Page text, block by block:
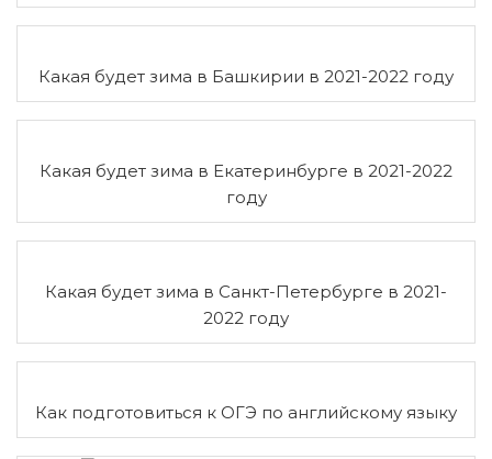
Какая будет зима в Башкирии в 2021-2022 году
Какая будет зима в Екатеринбурге в 2021-2022
году
Какая будет зима в Санкт-Петербурге в 2021-
2022 году
Как подготовиться к ОГЭ по английскому языку